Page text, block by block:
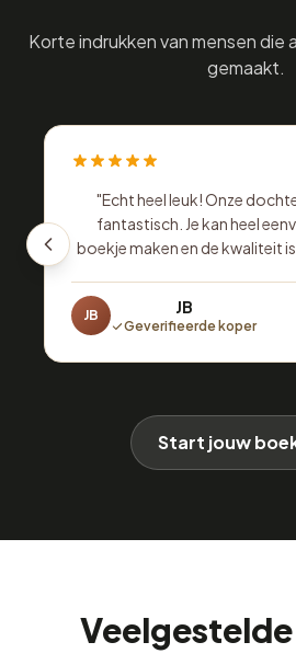
Korte indrukken van mensen die
gemaakt.
"Echt heel leuk! Onze
fantastisch. Je kan heel
boekje maken en de kwaliteit
JB JB
Geverifieerde koper
Start jouw